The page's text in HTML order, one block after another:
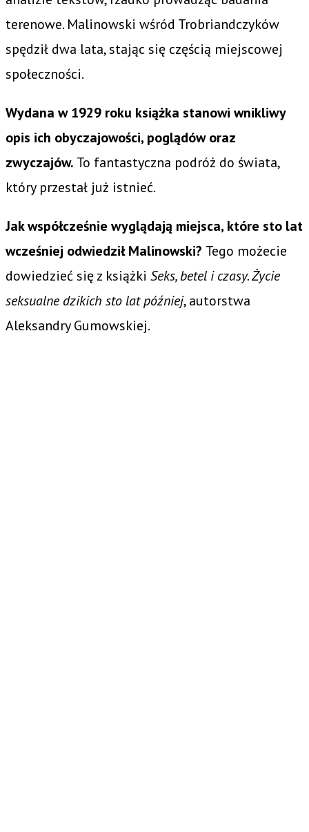
terenowe. Malinowski wśród Trobriandczyków
spędził dwa lata, stając się częścią miejscowej
społeczności.
Wydana w 1929 roku książka stanowi wnikliwy
opis ich obyczajowości, poglądów oraz
zwyczajów. To fantastyczna podróż do świata,
który przestał już istnieć.
Jak współcześnie wyglądają miejsca, które sto lat
wcześniej odwiedził Malinowski? Tego możecie
dowiedzieć się z książki Seks, betel i czasy. Życie
seksualne dzikich sto lat później, autorstwa
Aleksandry Gumowskiej.